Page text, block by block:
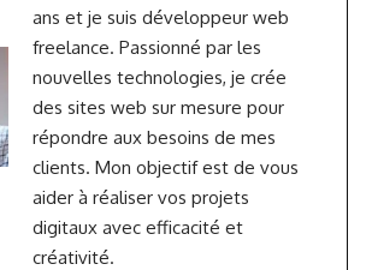
ans et je suis développeur web
freelance. Passionné par les
nouvelles technologies, je crée
des sites web sur mesure pour
répondre aux besoins de mes
clients. Mon objectif est de vous
aider à réaliser vos projets
digitaux avec efficacité et
créativité.